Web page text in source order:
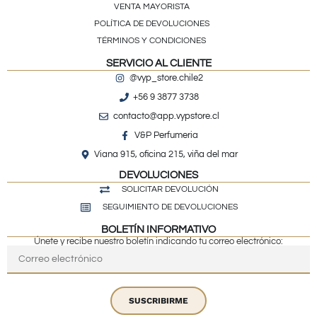
VENTA MAYORISTA
POLÍTICA DE DEVOLUCIONES
TÉRMINOS Y CONDICIONES
SERVICIO AL CLIENTE
@vyp_store.chile2
+56 9 3877 3738
contacto@app.vypstore.cl
V&P Perfumeria
Viana 915, oficina 215, viña del mar
DEVOLUCIONES
SOLICITAR DEVOLUCIÓN
SEGUIMIENTO DE DEVOLUCIONES
BOLETÍN INFORMATIVO
Únete y recibe nuestro boletín indicando tu correo electrónico:
SUSCRIBIRME